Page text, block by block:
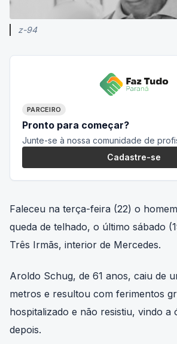
Pronto para começar?
Junte-se à nossa comunidade de
Faleceu na terça-feira (22) o
queda de telhado, o último sábado
Três Irmãs, interior de Mercedes.
Aroldo Schug, de 61 anos, caiu de
metros e resultou com ferimentos
hospitalizado e não resistiu, vindo a
depois.